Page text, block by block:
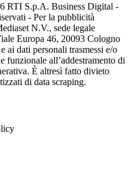
RTI S.p.A. Business Digital -
- Per la pubblicità
N.V., sede legale
Europa 46, 20093 Cologno
ai dati personali trasmessi e/o
funzionale all’addestramento di
È altresì fatto divieto
di data scraping.